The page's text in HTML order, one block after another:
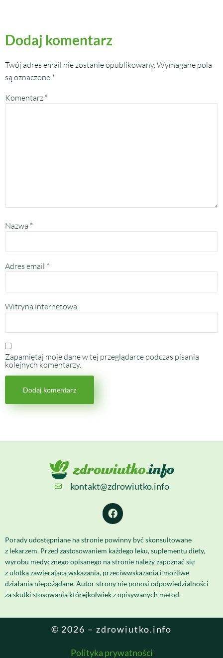
Dodaj komentarz
Twój adres email nie zostanie opublikowany. Wymagane pola
są oznaczone *
Komentarz *
Nazwa *
Adres email *
Witryna internetowa
Zapamiętaj moje dane w tej przeglądarce podczas pisania
kolejnych komentarzy.
kontakt@zdrowiutko.info
Porady udostępniane na stronie powinny być skonsultowane
z lekarzem. Przed zastosowaniem każdego leku, suplementu diety,
wyrobu medycznego opisanego na stronie należy zapoznać się
z ulotką zawierającą wskazania, przeciwwskazania i możliwe
działania niepożądane. Autor strony nie ponosi odpowiedzialności
za skutki stosowania którejkolwiek z opisywanych metod.
© 2026 – zdrowiutko.info
Polityka prywatności